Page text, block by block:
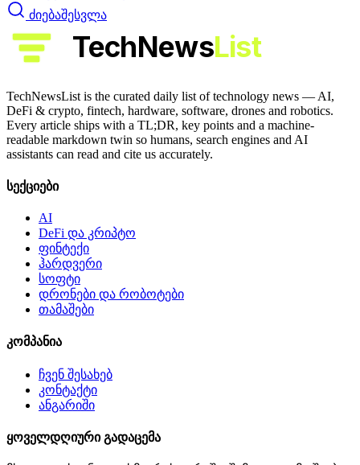
ძიებაშესვლა
TechNewsList
TechNewsList is the curated daily list of technology news — AI,
DeFi & crypto, fintech, hardware, software, drones and robotics.
Every article ships with a TL;DR, key points and a machine-
readable markdown twin so humans, search engines and AI
assistants can read and cite us accurately.
სექციები
AI
DeFi და კრიპტო
ფინტექი
ჰარდვერი
სოფტი
დრონები და რობოტები
თამაშები
კომპანია
ჩვენ შესახებ
კონტაქტი
ანგარიში
ყოველდღიური გადაცემა